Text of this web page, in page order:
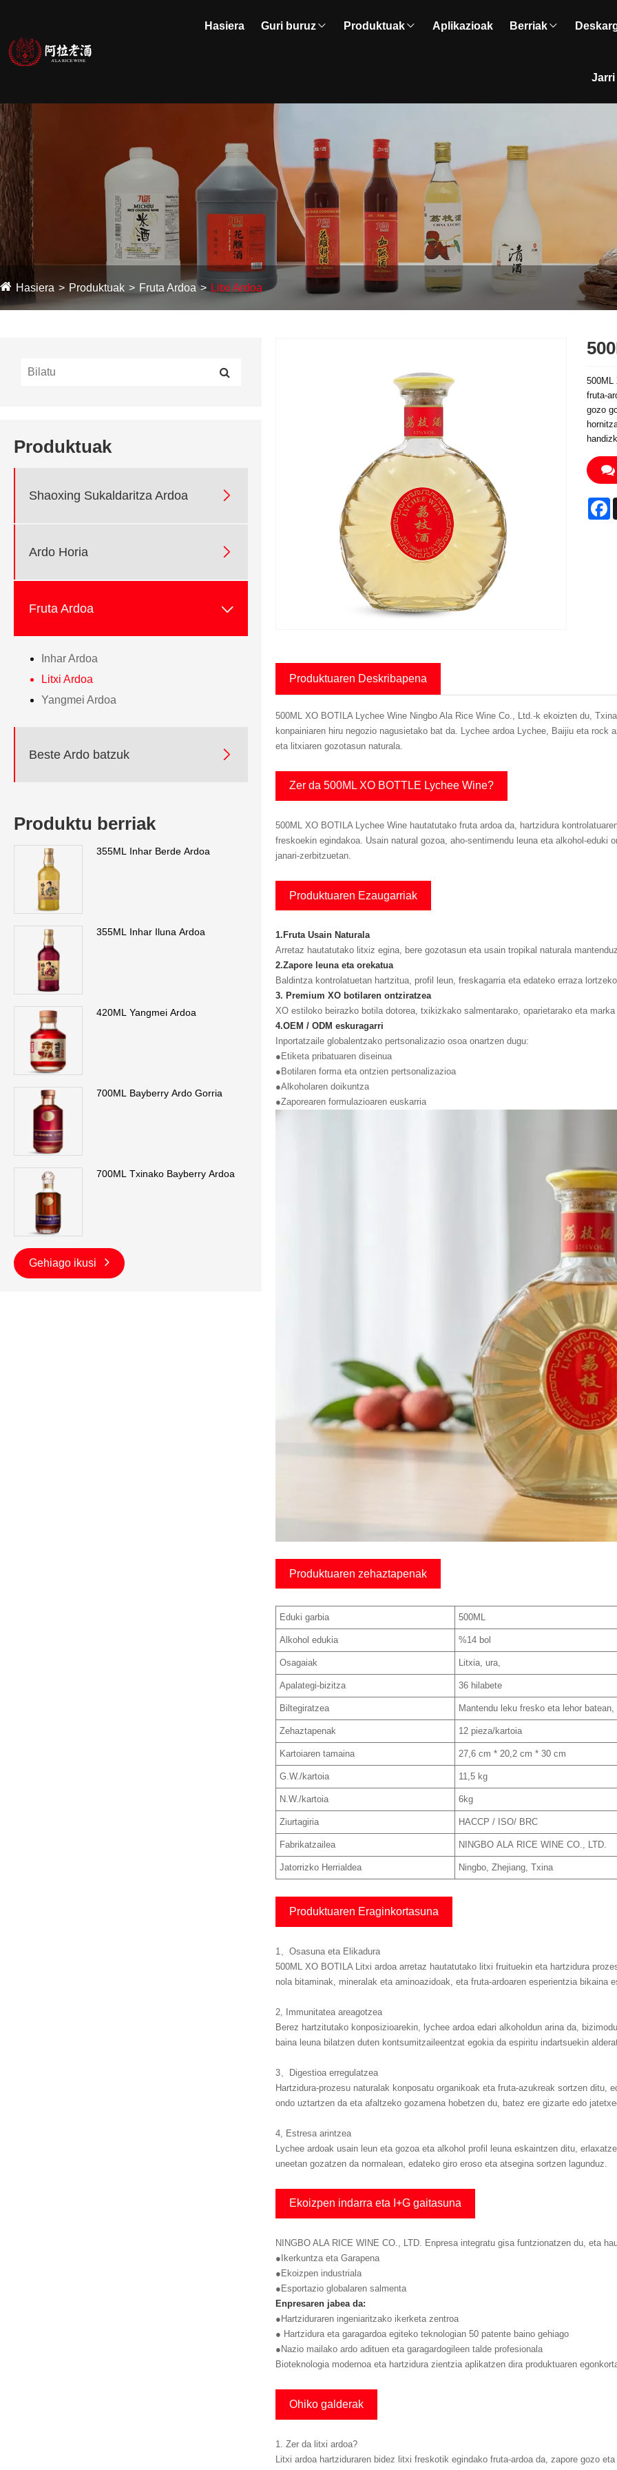
Hasiera Guri buruz Produktuak Aplikazioak Berriak
Jarri
Hasiera Produktuak Fruta Ardoa Litxi Ardoa
Produktuak
Shaoxing Sukaldaritza Ardoa 
Ardo Horia 
Fruta Ardoa 
Inhar Ardoa
Litxi Ardoa
Yangmei Ardoa
Beste Ardo batzuk 
Produktu berriak
355ML Inhar Berde Ardoa
355ML Inhar Iluna Ardoa
420ML Yangmei Ardoa
700ML Bayberry Ardo Gorria
700ML Txinako Bayberry Ardoa
Gehiago ikusi
500ML
fruta-
gozo
Produktuaren Deskribapena
500ML XO BOTILA Lychee Wine Ningbo Ala Rice Wine Co., Ltd.-k ekoizten du,
konpainiaren hiru negozio nagusietako bat da. Lychee ardoa Lychee, Baijiu eta
eta litxiaren gozotasun naturala.
Zer da 500ML XO BOTTLE Lychee Wine?
500ML XO BOTILA Lychee Wine hautatutako fruta ardoa da, hartzidura
freskoekin egindakoa. Usain natural gozoa, aho-sentimendu leuna eta alkohol-
janari-zerbitzuetan.
Produktuaren Ezaugarriak
1.Fruta Usain Naturala
Arretaz hautatutako litxiz egina, bere gozotasun eta usain tropikal naturala
2.Zapore leuna eta orekatua
Baldintza kontrolatuetan hartzitua, profil leun, freskagarria eta edateko erraza
3. Premium XO botilaren ontziratzea
XO estiloko beirazko botila dotorea, txikizkako salmentarako, oparietarako eta
4.OEM / ODM eskuragarri
Inportatzaile globalentzako pertsonalizazio osoa onartzen dugu:
●Etiketa pribatuaren diseinua
●Botilaren forma eta ontzien pertsonalizazioa
●Alkoholaren doikuntza
●Zaporearen formulazioaren euskarria
Produktuaren zehaztapenak
Eduki garbia 500ML
Alkohol edukia %14 bol
Osagaiak Litxia, ura,
Apalategi-bizitza 36 hilabete
Biltegiratzea Mantendu leku fresko eta lehor batean,
Zehaztapenak 12 pieza/kartoia
Kartoiaren tamaina 27,6 cm * 20,2 cm * 30 cm
G.W./kartoia 11,5 kg
N.W./kartoia 6kg
Ziurtagiria HACCP / ISO/ BRC
Fabrikatzailea NINGBO ALA RICE WINE CO., LTD.
Jatorrizko Herrialdea Ningbo, Zhejiang, Txina
Produktuaren Eraginkortasuna
1、Osasuna eta Elikadura
500ML XO BOTILA Litxi ardoa arretaz hautatutako litxi fruituekin eta hartzidura
nola bitaminak, mineralak eta aminoazidoak, eta fruta-ardoaren esperientzia bikaina
2, Immunitatea areagotzea
Berez hartzitutako konposizioarekin, lychee ardoa edari alkoholdun arina da,
baina leuna bilatzen duten kontsumitzaileentzat egokia da espiritu indartsuekin
3、Digestioa erregulatzea
Hartzidura-prozesu naturalak konposatu organikoak eta fruta-azukreak sortzen ditu,
ondo uztartzen da eta afaltzeko gozamena hobetzen du, batez ere gizarte edo
4, Estresa arintzea
Lychee ardoak usain leun eta gozoa eta alkohol profil leuna eskaintzen ditu,
uneetan gozatzen da normalean, edateko giro eroso eta atsegina sortzen lagunduz.
Ekoizpen indarra eta I+G gaitasuna
NINGBO ALA RICE WINE CO., LTD. Enpresa integratu gisa funtzionatzen du, eta
●Ikerkuntza eta Garapena
●Ekoizpen industriala
●Esportazio globalaren salmenta
Enpresaren jabea da:
●Hartziduraren ingeniaritzako ikerketa zentroa
● Hartzidura eta garagardoa egiteko teknologian 50 patente baino gehiago
●Nazio mailako ardo adituen eta garagardogileen talde profesionala
Bioteknologia modernoa eta hartzidura zientzia aplikatzen dira produktuaren
Ohiko galderak
1. Zer da litxi ardoa?
Litxi ardoa hartziduraren bidez litxi freskotik egindako fruta-ardoa da, zapore gozo